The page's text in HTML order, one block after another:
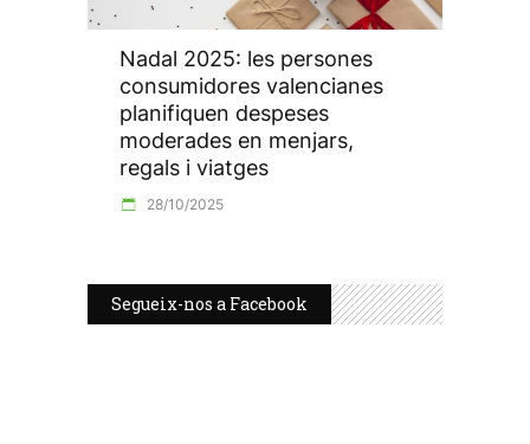
Nadal 2025: les persones
consumidores valencianes
planifiquen despeses
moderades en menjars,
regals i viatges
28/10/2025
Segueix-nos a Facebook